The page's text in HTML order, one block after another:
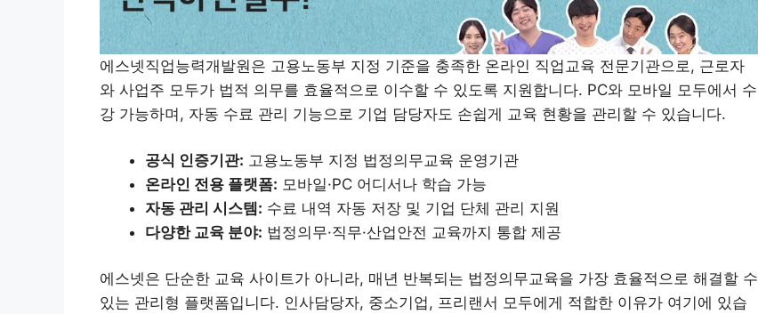
에스넷직업능력개발원은 고용노동부 지정 기준을 충족한 온라인 직업교육 전문기관으로, 근로자
와 사업주 모두가 법적 의무를 효율적으로 이수할 수 있도록 지원합니다. PC와 모바일 모두에서 수
강 가능하며, 자동 수료 관리 기능으로 기업 담당자도 손쉽게 교육 현황을 관리할 수 있습니다.
공식 인증기관: 고용노동부 지정 법정의무교육 운영기관
온라인 전용 플랫폼: 모바일·PC 어디서나 학습 가능
자동 관리 시스템: 수료 내역 자동 저장 및 기업 단체 관리 지원
다양한 교육 분야: 법정의무·직무·산업안전 교육까지 통합 제공
에스넷은 단순한 교육 사이트가 아니라, 매년 반복되는 법정의무교육을 가장 효율적으로 해결할 수
있는 관리형 플랫폼입니다. 인사담당자, 중소기업, 프리랜서 모두에게 적합한 이유가 여기에 있습